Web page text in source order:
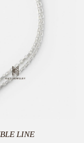
LINE